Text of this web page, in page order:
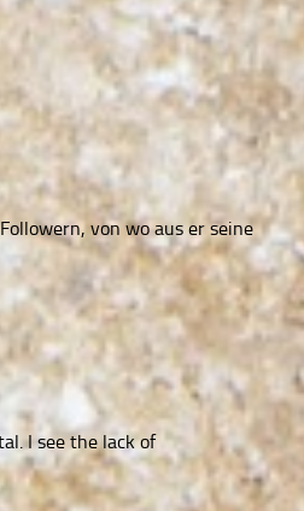
von wo aus er seine
I see the lack of